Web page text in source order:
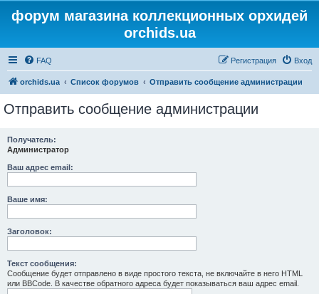
форум магазина коллекционных орхидей
orchids.ua
FAQ Вход
Регистрация
orchids.ua Список форумов Отправить сообщение администрации
Отправить сообщение администрации
Получатель:
Администратор
Ваш адрес email:
Ваше имя:
Заголовок:
Текст сообщения:
Сообщение будет отправлено в виде простого текста, не включайте в него HTML
или BBCode. В качестве обратного адреса будет показываться ваш адрес email.